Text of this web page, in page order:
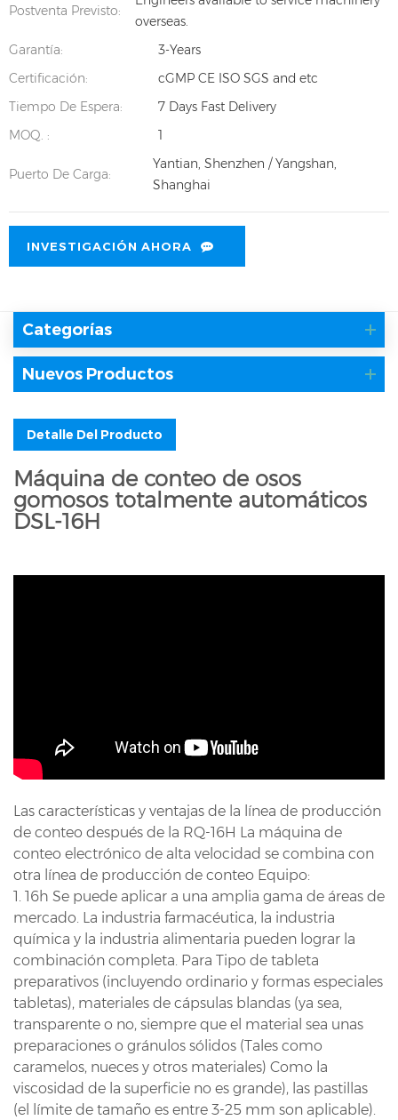
Postventa Previsto:
overseas.
Garantía:
3-Years
Certificación:
cGMP CE ISO SGS and etc
Tiempo De Espera:
7 Days Fast Delivery
MOQ. :
1
Puerto De Carga:
Yantian, Shenzhen / Yangshan,
Shanghai
INVESTIGACIÓN AHORA
Categorías
Nuevos Productos
Detalle Del Producto
Máquina de conteo de osos
gomosos totalmente automáticos
DSL-16H
Las características y ventajas de la línea de producción
de conteo después de la RQ-16H La máquina de
conteo electrónico de alta velocidad se combina con
otra línea de producción de conteo Equipo:
1. 16h Se puede aplicar a una amplia gama de áreas de
mercado. La industria farmacéutica, la industria
química y la industria alimentaria pueden lograr la
combinación completa. Para Tipo de tableta
preparativos (incluyendo ordinario y formas especiales
tabletas), materiales de cápsulas blandas (ya sea,
transparente o no, siempre que el material sea unas
preparaciones o gránulos sólidos (Tales como
caramelos, nueces y otros materiales) Como la
viscosidad de la superficie no es grande), las pastillas
(el límite de tamaño es entre 3-25 mm son aplicable).